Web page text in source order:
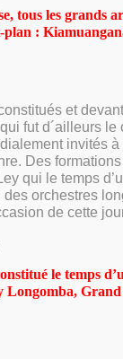
tous les grands
plan :
et
fut d´ailleurs
invités
Des
qui le temps
orchestres
de cette
é le temps
Longomba,